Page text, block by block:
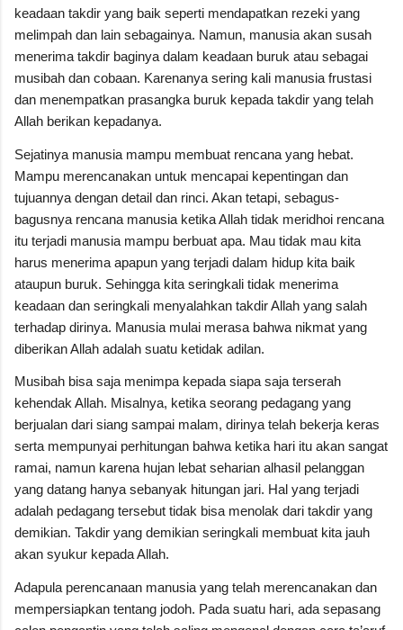
keadaan takdir yang baik seperti mendapatkan rezeki yang
melimpah dan lain sebagainya. Namun, manusia akan susah
menerima takdir baginya dalam keadaan buruk atau sebagai
musibah dan cobaan. Karenanya sering kali manusia frustasi
dan menempatkan prasangka buruk kepada takdir yang telah
Allah berikan kepadanya.
Sejatinya manusia mampu membuat rencana yang hebat.
Mampu merencanakan untuk mencapai kepentingan dan
tujuannya dengan detail dan rinci. Akan tetapi, sebagus-
bagusnya rencana manusia ketika Allah tidak meridhoi rencana
itu terjadi manusia mampu berbuat apa. Mau tidak mau kita
harus menerima apapun yang terjadi dalam hidup kita baik
ataupun buruk. Sehingga kita seringkali tidak menerima
keadaan dan seringkali menyalahkan takdir Allah yang salah
terhadap dirinya. Manusia mulai merasa bahwa nikmat yang
diberikan Allah adalah suatu ketidak adilan.
Musibah bisa saja menimpa kepada siapa saja terserah
kehendak Allah. Misalnya, ketika seorang pedagang yang
berjualan dari siang sampai malam, dirinya telah bekerja keras
serta mempunyai perhitungan bahwa ketika hari itu akan sangat
ramai, namun karena hujan lebat seharian alhasil pelanggan
yang datang hanya sebanyak hitungan jari. Hal yang terjadi
adalah pedagang tersebut tidak bisa menolak dari takdir yang
demikian. Takdir yang demikian seringkali membuat kita jauh
akan syukur kepada Allah.
Adapula perencanaan manusia yang telah merencanakan dan
mempersiapkan tentang jodoh. Pada suatu hari, ada sepasang